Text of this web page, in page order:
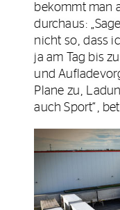
bekommt man
durchaus:
nicht so, dass
ja am Tag bis
und
Plane zu,
auch Sport“,